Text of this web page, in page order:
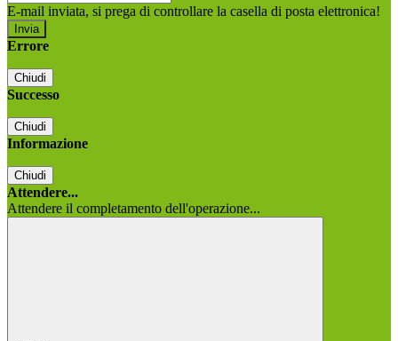
E-mail inviata, si prega di controllare la casella di posta elettronica!
Errore
Chiudi
Successo
Chiudi
Informazione
Chiudi
Attendere...
Attendere il completamento dell'operazione...